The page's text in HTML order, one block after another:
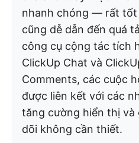
nhanh chóng — rất
cũng dễ dẫn đến quá
công cụ cộng tác tích
ClickUp Chat và
Comments, các cuộc
được liên kết với các
tăng cường hiển thị và
dõi không cần thiết.